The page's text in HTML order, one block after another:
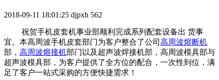
2018-09-11 18:01:25 djpxh 562
祝贺手机皮套机事业部顺利完成系列配套设备出 货事
宜。本高周波手机皮套部门为客户整合了公司 高周波熔断机
部， 高周波熔接机部门以及超声波焊接机部，高周波模具部与
超声波模具部，为客户提供了全方位的配合，一次性到位，满
足了客户一站式采购的方便快捷需求！